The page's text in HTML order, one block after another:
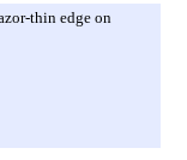
thin edge on